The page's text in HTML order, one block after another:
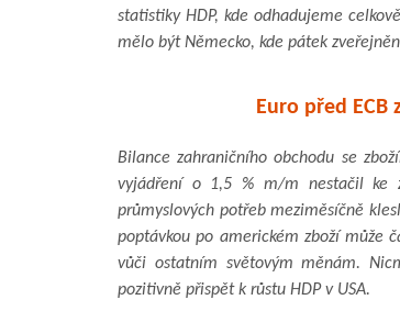
statistiky HDP, kde odhadujeme
mělo být Německo, kde pátek
Euro před
Bilance zahraničního obchodu se
vyjádření o 1,5 % m/m nestačil ke
průmyslových potřeb meziměsíčně
poptávkou po americkém zboží může
vůči ostatním světovým měnám.
pozitivně přispět k růstu HDP v USA.